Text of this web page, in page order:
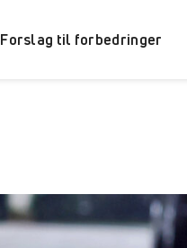
Forslag til forbedringer